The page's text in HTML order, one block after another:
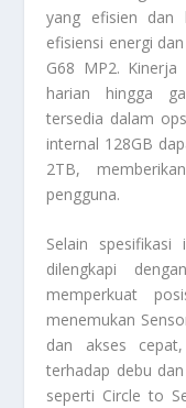
yang efisien dan
efisiensi energi
G68 MP2.
harian hingga
tersedia dalam
internal 128GB
2TB,
pengguna.
Selain
dilengkapi
memperkuat
menemukan
dan akses
terhadap debu
seperti Circle to